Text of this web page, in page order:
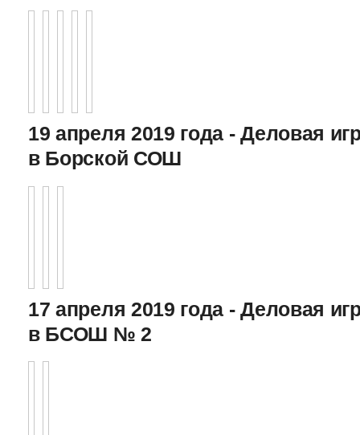
19 апреля 2019 года - Деловая
в Борской СОШ
17 апреля 2019 года - Деловая
в БСОШ № 2